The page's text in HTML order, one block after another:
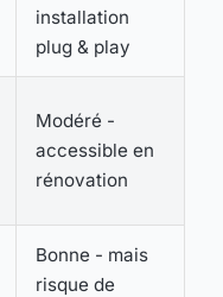
installation
plug & play
Modéré -
accessible en
rénovation
Bonne - mais
risque de